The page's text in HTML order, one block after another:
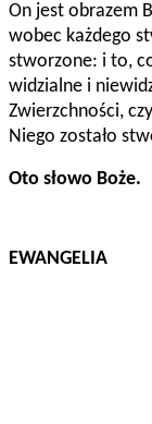
On jest obrazem
wobec każdego
stworzone: i to,
widzialne i
Zwierzchności,
Niego zostało
Oto słowo Boże.
EWANGELIA